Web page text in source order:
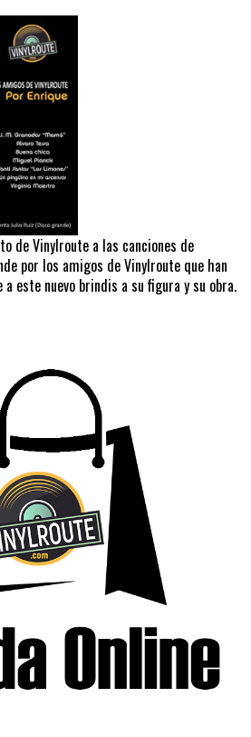
de Vinylroute a las canciones de
por los amigos de Vinylroute que han
este nuevo brindis a su figura y su obra.